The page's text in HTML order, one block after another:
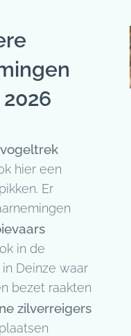
hier een
Er
in de
Deinze waar
bezet raakten
zilverreigers